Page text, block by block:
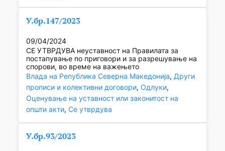
У.бр.147/2023
09/04/2024
СЕ УТВРДУВА неуставност на Правилата за
постапување по приговори и за разрешување на
спорови, во време на важењето
Влада на Република Северна Македонија, Други
прописи и колективни договори, Одлуки
Оценување на уставност или законитост на
општи акти, Се утврдува
У.бр.93/2023